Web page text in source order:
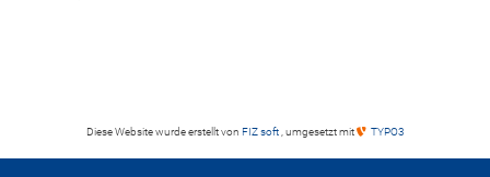
Diese Website wurde erstellt von FIZ soft , umgesetzt mit TYPO3